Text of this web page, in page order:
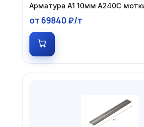
Арматура А1 10мм А240С
от 69840 ₽/т